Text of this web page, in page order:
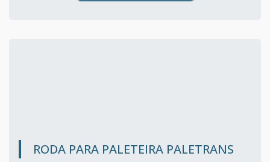
RODA PARA PALETEIRA PALETRANS